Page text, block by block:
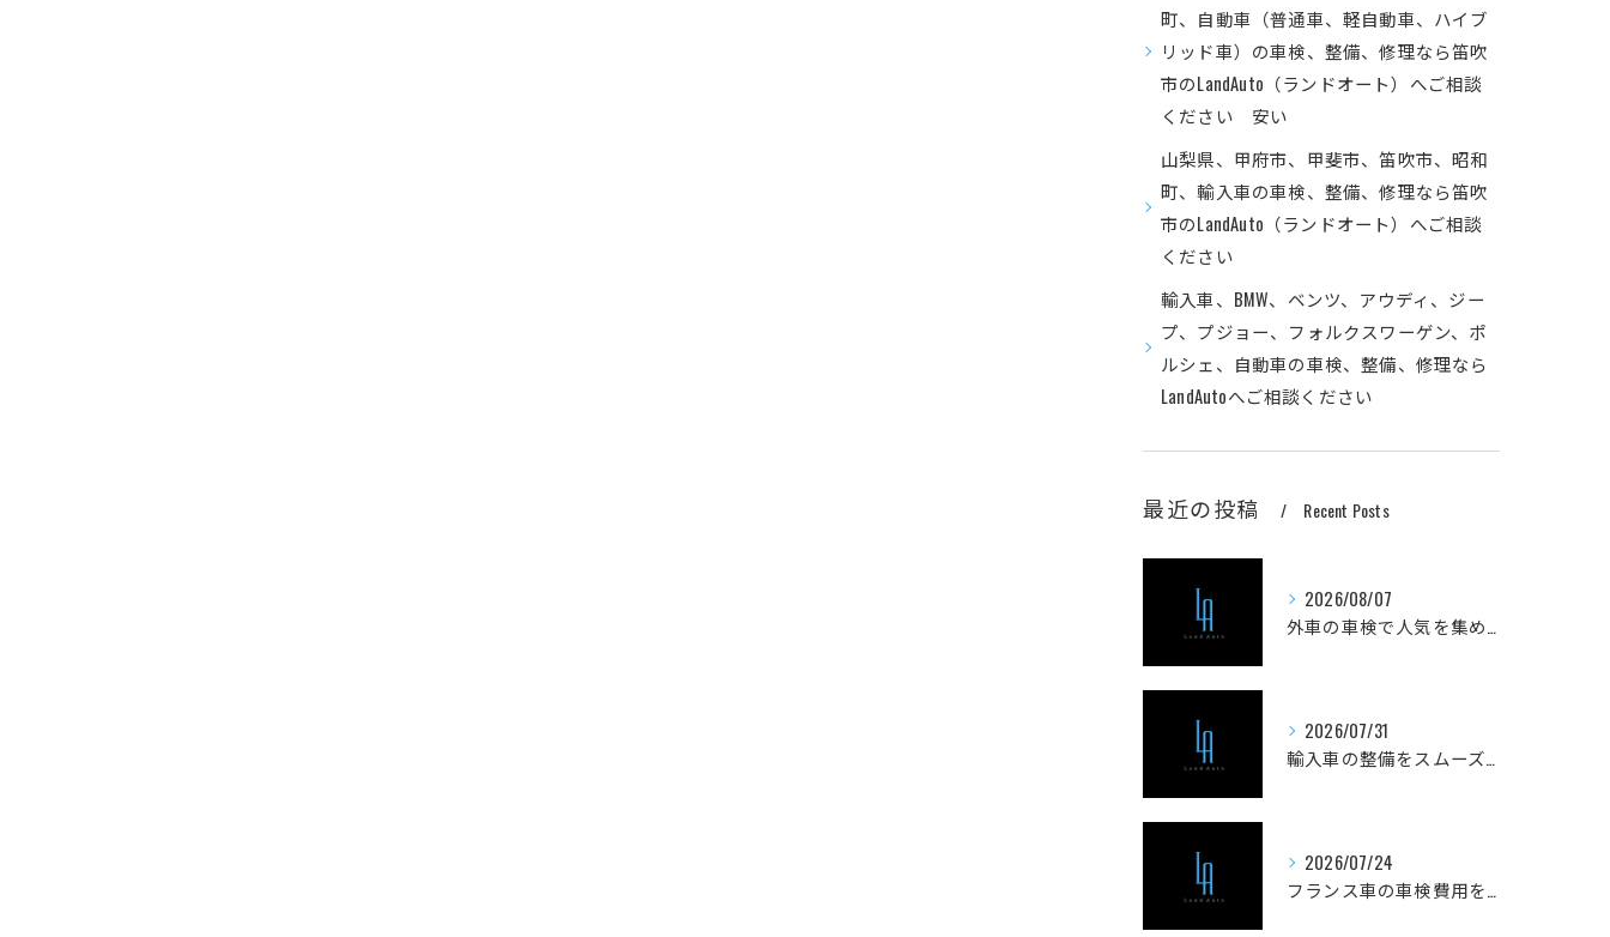
町、自動車（普通車、軽自動車、ハイブ
リッド車）の車検、整備、修理なら笛吹
市のLandAuto（ランドオート）へご相談
ください 安い
山梨県、甲府市、甲斐市、笛吹市、昭和
町、輸入車の車検、整備、修理なら笛吹
市のLandAuto（ランドオート）へご相談
ください
輸入車、BMW、ベンツ、アウディ、ジー
プ、プジョー、フォルクスワーゲン、ポ
ルシェ、自動車の車検、整備、修理なら
LandAutoへご相談ください
最近の投稿 Recent Posts
2026/08/07
外車の車検で人気を集める実践ノウハウと費用を抑えるコツを徹底解説
2026/07/31
輸入車の整備をスムーズに進める山梨県甲府市南巨摩郡身延町のポイントと工場選びガイド
2026/07/24
フランス車の車検費用を安く抑えるためのポイントと実際の費用内訳を徹底解説